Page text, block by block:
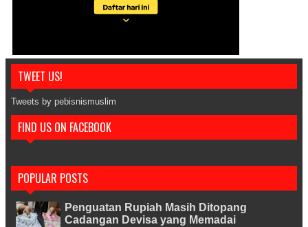
TWEET US!
Tweets by pebisnismuslim
FIND US ON FACEBOOK
POPULAR POSTS
Penguatan Rupiah Masih Ditopang
Cadangan Devisa yang Memadai